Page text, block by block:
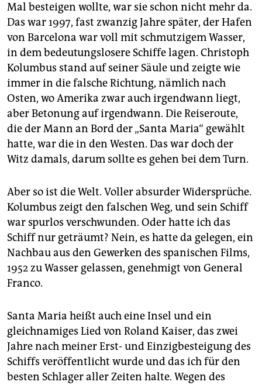
Mal besteigen wollte, war sie schon nicht mehr da.
Das war 1997, fast zwanzig Jahre später, der Hafen
von Barcelona war voll mit schmutzigem Wasser,
in dem bedeutungslosere Schiffe lagen. Christoph
Kolumbus stand auf seiner Säule und zeigte wie
immer in die falsche Richtung, nämlich nach
Osten, wo Amerika zwar auch irgendwann liegt,
aber Betonung auf irgendwann. Die Reiseroute,
die der Mann an Bord der „Santa Maria“ gewählt
hatte, war die in den Westen. Das war doch der
Witz damals, darum sollte es gehen bei dem Turn.
Aber so ist die Welt. Voller absurder Widersprüche.
Kolumbus zeigt den falschen Weg, und sein Schiff
war spurlos verschwunden. Oder hatte ich das
Schiff nur geträumt? Nein, es hatte da gelegen, ein
Nachbau aus den Gewerken des spanischen Films,
1952 zu Wasser gelassen, genehmigt von General
Franco.
Santa Maria heißt auch eine Insel und ein
gleichnamiges Lied von Roland Kaiser, das zwei
Jahre nach meiner Erst- und Einzigbesteigung des
Schiffs veröffentlicht wurde und das ich für den
besten Schlager aller Zeiten halte. Wegen des